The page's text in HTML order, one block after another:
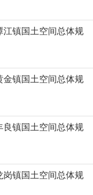
镇国土空间总体规
镇国土空间总体规
镇国土空间总体规
镇国土空间总体规